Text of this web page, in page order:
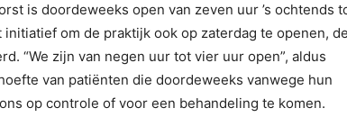
is doordeweeks open van zeven uur ’s ochtends
initiatief om de praktijk ook op zaterdag te openen, de
“We zijn van negen uur tot vier uur open”, aldus
van patiënten die doordeweeks vanwege hun
op controle of voor een behandeling te komen.